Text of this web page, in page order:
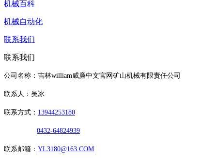
机械百科
机械自动化
联系我们
联系我们
公司名称：吉林william威廉中文官网矿山机械有限责任公司
联系人：吴冰
联系方式： 13944253180
0432-64824939
联系邮箱： YL3180@163.COM